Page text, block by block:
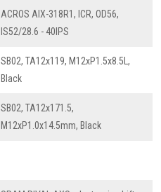
ACROS AIX-318R1, ICR, OD56,
IS52/28.6 - 40IPS
SB02, TA12x119, M12xP1.5x8.5L,
Black
SB02, TA12x171.5,
M12xP1.0x14.5mm, Black